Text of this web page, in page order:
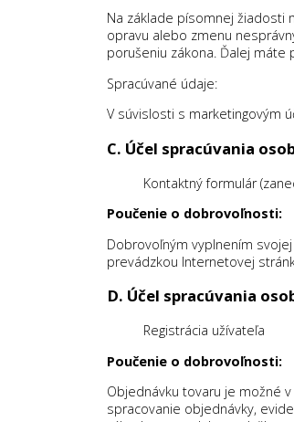
Na základe písomnej žiadosti
opravu alebo zmenu
porušeniu zákona. Ďalej
Spracúvané údaje:
V súvislosti s marketingovým
C. Účel spracúvania
Kontaktný formulár
Poučenie o dobrovoľnosti:
Dobrovoľným vyplnením
prevádzkou Internetovej
D. Účel spracúvania
Registrácia užívateľa
Poučenie o dobrovoľnosti:
Objednávku tovaru je možné
spracovanie objednávky,